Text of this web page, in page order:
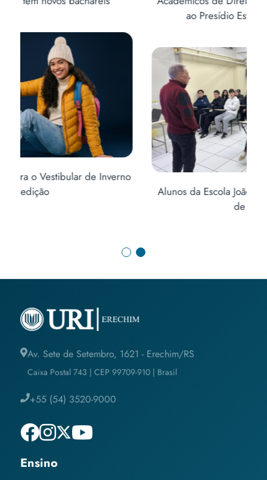
ao Presídio Estadual de Erechim
Alunos da Escola João Caruso visitam o Curso
Av. Sete de Setembro, 1621 - Erechim/RS
Caixa Postal 743 | CEP 99709-910 | Brasil
+55 (54) 3520-9000
Ensino